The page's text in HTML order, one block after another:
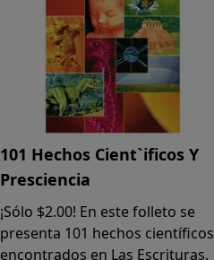
101 Hechos Cient`ificos Y
Presciencia
¡Sólo $2.00! En este folleto se
presenta 101 hechos científicos
encontrados en Las Escrituras.